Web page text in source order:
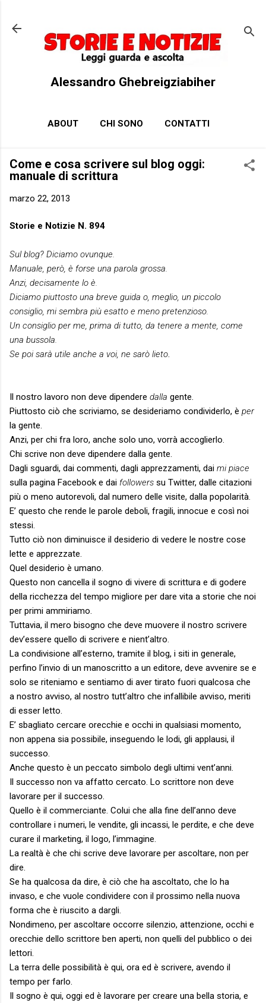
Alessandro Ghebreigziabiher
ABOUT CHI SONO CONTATTI
Come e cosa scrivere sul blog oggi:
manuale di scrittura
marzo 22, 2013
Storie e Notizie N. 894
Sul blog? Diciamo ovunque.
Manuale, però, è forse una parola grossa.
Anzi, decisamente lo è.
Diciamo piuttosto una breve guida o, meglio, un piccolo
consiglio, mi sembra più esatto e meno pretenzioso.
Un consiglio per me, prima di tutto, da tenere a mente, come
una bussola.
Se poi sarà utile anche a voi, ne sarò lieto.
Il nostro lavoro non deve dipendere dalla gente.
Piuttosto ciò che scriviamo, se desideriamo condividerlo, è per
la gente.
Anzi, per chi fra loro, anche solo uno, vorrà accoglierlo.
Chi scrive non deve dipendere dalla gente.
Dagli sguardi, dai commenti, dagli apprezzamenti, dai mi piace
sulla pagina Facebook e dai followers su Twitter, dalle citazioni
più o meno autorevoli, dal numero delle visite, dalla popolarità.
E’ questo che rende le parole deboli, fragili, innocue e così noi
stessi.
Tutto ciò non diminuisce il desiderio di vedere le nostre cose
lette e apprezzate.
Quel desiderio è umano.
Questo non cancella il sogno di vivere di scrittura e di godere
della ricchezza del tempo migliore per dare vita a storie che noi
per primi ammiriamo.
Tuttavia, il mero bisogno che deve muovere il nostro scrivere
dev’essere quello di scrivere e nient’altro.
La condivisione all’esterno, tramite il blog, i siti in generale,
perfino l’invio di un manoscritto a un editore, deve avvenire se e
solo se riteniamo e sentiamo di aver tirato fuori qualcosa che
a nostro avviso, al nostro tutt’altro che infallibile avviso, meriti
di esser letto.
E’ sbagliato cercare orecchie e occhi in qualsiasi momento,
non appena sia possibile, inseguendo le lodi, gli applausi, il
successo.
Anche questo è un peccato simbolo degli ultimi vent’anni.
Il successo non va affatto cercato. Lo scrittore non deve
lavorare per il successo.
Quello è il commerciante. Colui che alla fine dell’anno deve
controllare i numeri, le vendite, gli incassi, le perdite, e che deve
curare il marketing, il logo, l’immagine.
La realtà è che chi scrive deve lavorare per ascoltare, non per
dire.
Se ha qualcosa da dire, è ciò che ha ascoltato, che lo ha
invaso, e che vuole condividere con il prossimo nella nuova
forma che è riuscito a dargli.
Nondimeno, per ascoltare occorre silenzio, attenzione, occhi e
orecchie dello scrittore ben aperti, non quelli del pubblico o dei
lettori.
La terra delle possibilità è qui, ora ed è scrivere, avendo il
tempo per farlo.
Il sogno è qui, oggi ed è lavorare per creare una bella storia, e